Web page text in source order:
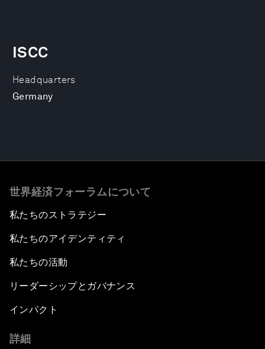
Headquarters
Germany
ISCC
世界経済フォーラムについて
私たちのストラテジー
私たちのアイデンティティ
私たちの活動
リーダーシップとガバナンス
インパクト
詳細